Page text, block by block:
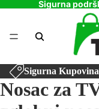
Sigurna
Sigurna Kupovina
Nosac za